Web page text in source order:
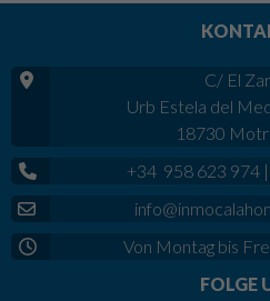
C/ El
Urb Estela del
18730
+34 958 623 974|
Von Montag bis
FOLGE